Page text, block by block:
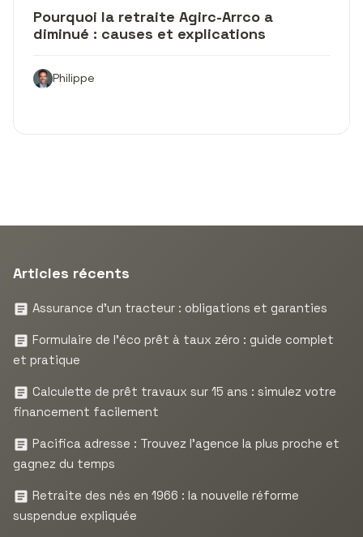
Pourquoi la retraite Agirc-Arrco a
diminué : causes et explications
Philippe
Articles récents
Assurance d’un tracteur : obligations et garanties
Formulaire de l’éco prêt à taux zéro : guide complet
et pratique
Calculette de prêt travaux sur 15 ans : simulez votre
financement facilement
Pacifica adresse : Trouvez l’agence la plus proche et
gagnez du temps
Retraite des nés en 1966 : la nouvelle réforme
suspendue expliquée